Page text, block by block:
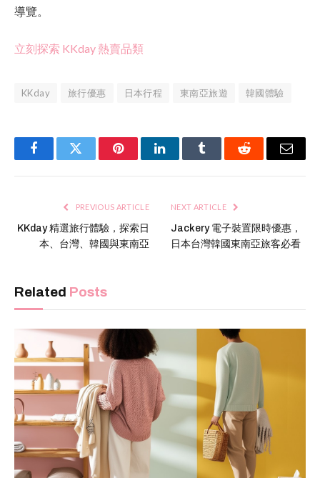
導覽。
立刻探索 KKday 熱賣品類
KKday 旅行優惠 日本行程 東南亞旅遊 韓國體驗
FacebookTwitter PinterestLinkedInTumblr Reddit Email
PREVIOUS ARTICLE
KKday 精選旅行體驗，探索日
本、台灣、韓國與東南亞
NEXT ARTICLE
Jackery 電子裝置限時優惠，
日本台灣韓國東南亞旅客必看
Related Posts